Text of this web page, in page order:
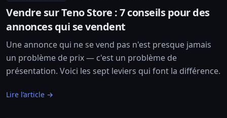
Vendre sur Teno Store : 7 conseils pour des
annonces qui se vendent
Une annonce qui ne se vend pas n'est presque jamais
un problème de prix — c'est un problème de
présentation. Voici les sept leviers qui font la différence.
Lire l’article →